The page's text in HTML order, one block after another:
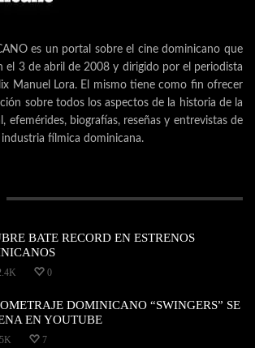
es un portal sobre el cine dominicano que
el 3 de abril de 2008 y dirigido por el periodista
Manuel Lora. El mismo tiene como fin ofrecer
sobre todos los aspectos de la historia de la
efemérides, biografías, reseñas y entrevistas de
industria fílmica dominicana.
BATE RECORD EN ESTRENOS
0
DOMINICANO “SWINGERS” SE
EN YOUTUBE
7